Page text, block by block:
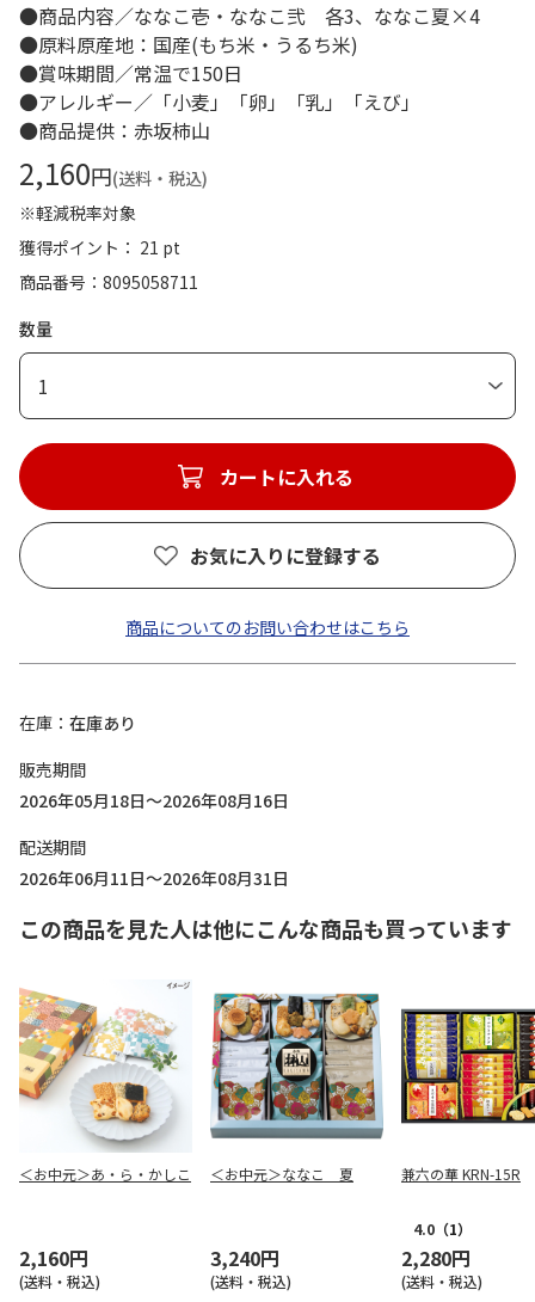
●商品内容／ななこ壱・ななこ弐 各3、ななこ夏×4
●原料原産地：国産(もち米・うるち米)
●賞味期間／常温で150日
●アレルギー／「小麦」「卵」「乳」「えび」
●商品提供：赤坂柿山
2,160円(送料・税込)
※軽減税率対象
獲得ポイント： 21 pt
商品番号
8095058711
数量
1
カートに入れる
お気に入りに登録する
商品についてのお問い合わせはこちら
在庫
在庫あり
販売期間
2026年05月18日～2026年08月16日
配送期間
2026年06月11日～2026年08月31日
この商品を見た人は他にこんな商品も買っています
＜お中元＞あ・ら・かしこ
2,160円
(送料・税込)
＜お中元＞ななこ 夏
3,240円
(送料・税込)
兼六の華 KRN-15R
4.0 （1）
2,280円
(送料・税込)